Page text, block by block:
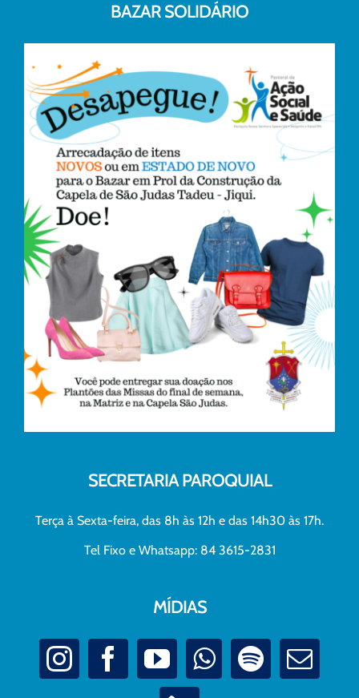
BAZAR SOLIDÁRIO
SECRETARIA PAROQUIAL
Terça à Sexta-feira, das 8h às 12h e das 14h30 às 17h.
Tel Fixo e Whatsapp: 84 3615-2831
MÍDIAS